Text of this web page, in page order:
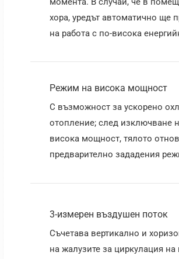
хора, уредът автоматично ще
на работа с по-висока
Режим на висока мощност
С възможност за ускорено
отопление; след изключване
висока мощност, тялото
предварително зададения
3-измерен въздушен поток
Съчетава вертикално и
на жалузите за циркулация